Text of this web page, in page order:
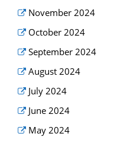
November 2024
October 2024
September 2024
August 2024
July 2024
June 2024
May 2024